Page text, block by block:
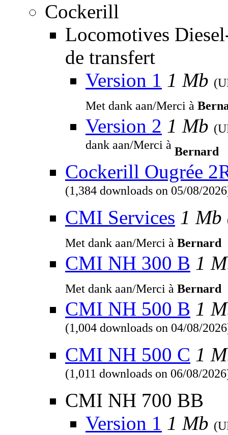
Cockerill
Locomotives
de transfert
Version 1 1 Mb
Met dank aan/Merci à
Version 2 1 Mb
dank aan/Merci à Bernard
Cockerill Ougrée
(1,384 downloads on 05/08/
CMI Services 1 Mb
Met dank aan/Merci à Bernard
CMI NH 300 B 1
Met dank aan/Merci à Bernard
CMI NH 500 B 1
(1,004 downloads on 04/08/
CMI NH 500 C 1
(1,011 downloads on 06/08/
CMI NH 700 BB
Version 1 1 Mb